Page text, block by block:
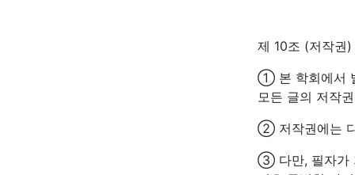
제 10조 (저작권)
① 본 학회에서
모든 글의 저작
② 저작권에는
③ 다만, 필자가